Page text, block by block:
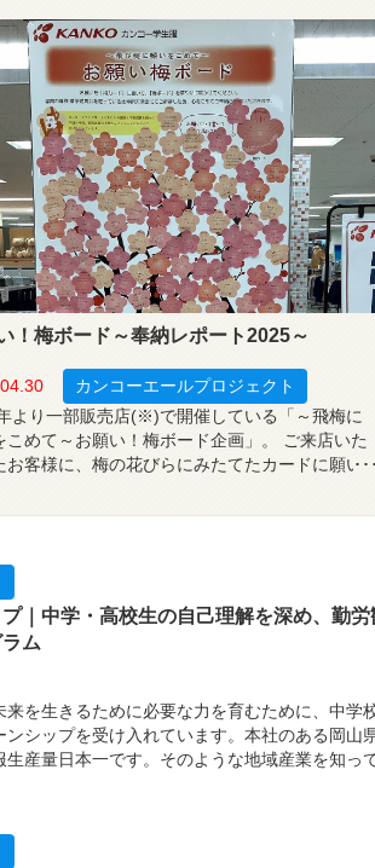
！梅ボード～奉納レポート2025～
カンコーエールプロジェクト
より一部販売店(※)で開催している「～飛梅に
こめて～お願い！梅ボード企画」。 ご来店いた
お客様に、梅の花びらにみたてたカードに願い
企画。子どもたちの学業成就・合格祈願を願っ
｜中学・高校生の自己理解を深め、勤労
ム
を生きるために必要な力を育むために、中学
シップを受け入れています。本社のある岡山
産量日本一です。そのような地域産業を知っ
験・インターンシップを実施しました。